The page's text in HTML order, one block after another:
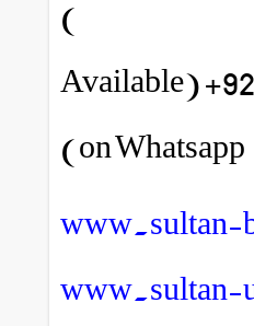
)
923324809539+ (Available
on Whatsapp)
www.sultan-
www.sultan-